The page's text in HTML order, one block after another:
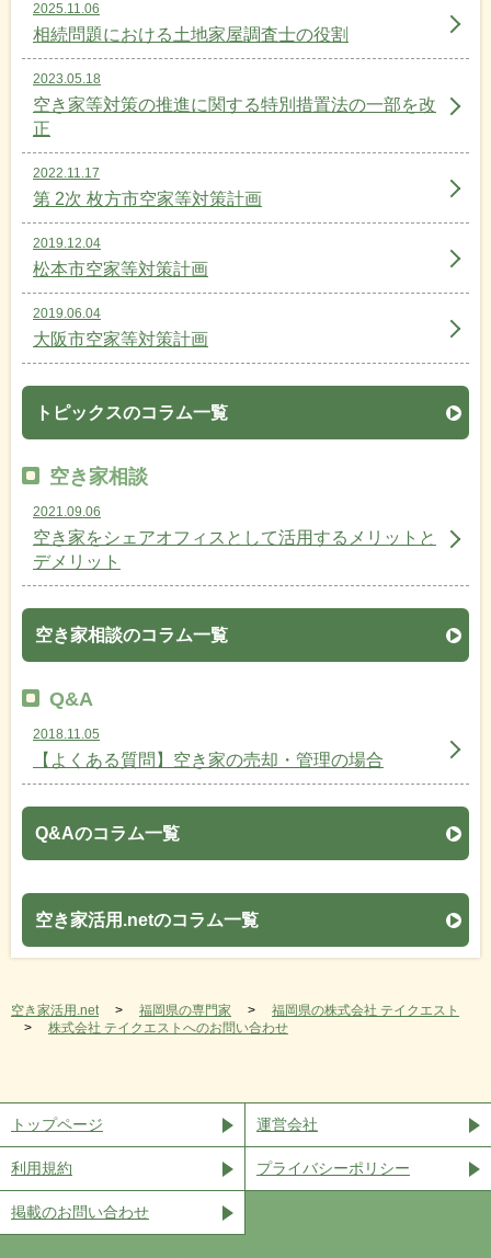
2025.11.06
相続問題における土地家屋調査士の役割
2023.05.18
空き家等対策の推進に関する特別措置法の一部を改
正
2022.11.17
第 2次 枚方市空家等対策計画
2019.12.04
松本市空家等対策計画
2019.06.04
大阪市空家等対策計画
トピックスのコラム一覧
空き家相談
2021.09.06
空き家をシェアオフィスとして活用するメリットと
デメリット
空き家相談のコラム一覧
Q&A
2018.11.05
【よくある質問】空き家の売却・管理の場合
Q&Aのコラム一覧
空き家活用.netのコラム一覧
空き家活用.net 福岡県の専門家
福岡県の株式会社 テイクエスト
株式会社 テイクエストへのお問い合わせ
トップページ 運営会社
利用規約 プライバシーポリシー
掲載のお問い合わせ